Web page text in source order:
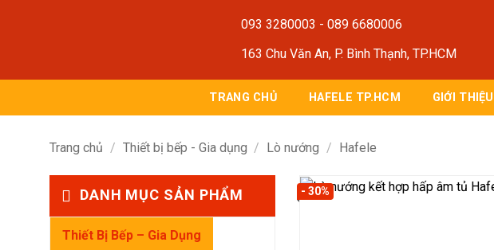
093 3280003 - 089 6680006
163 Chu Văn An, P. Bình Thạnh, TP.HCM
TRANG CHỦ HAFELE TP.HCM GIỚI THIỆU
Trang chủ / Thiết bị bếp - Gia dụng / Lò nướng / Hafele
DANH MỤC SẢN PHẨM
Thiết Bị Bếp – Gia Dụng
- 30%